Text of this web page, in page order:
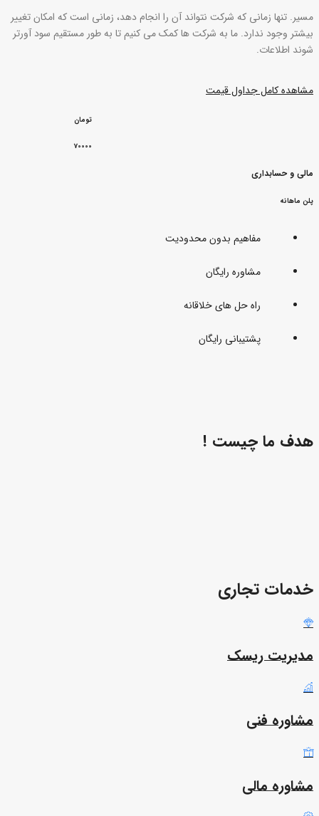
مسیر. تنها زمانی که شرکت نتواند آن را انجام دهد، زمانی است که امکان تغییر
بیشتر وجود ندارد. ما به شرکت ها کمک می کنیم تا به طور مستقیم سود آورتر
شوند اطلاعات.
مشاهده کامل جداول قیمت
تومان
70000
مالی و حسابداری
پلن ماهانه
مفاهیم بدون محدودیت
مشاوره رایگان
راه حل های خلاقانه
پشتیبانی رایگان
هدف ما چیست !
خدمات تجاری
مدیریت ریسک
مشاوره فنی
مشاوره مالی